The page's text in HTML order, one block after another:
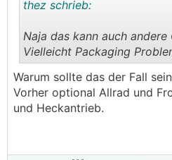
..
thez schrieb:
Naja das kann auch andere
Vielleicht Packaging
Warum sollte das der Fall
Vorher optional Allrad und
und Heckantrieb.